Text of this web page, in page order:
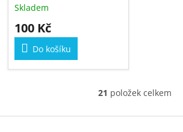
Skladem
100 Kč
Do košíku
O
v
21 položek celkem